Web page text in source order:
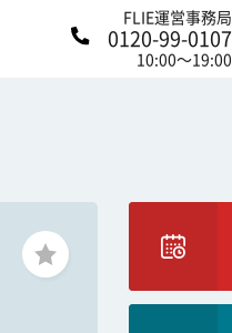
FLIE運営事務局
0120-99-0107
10:00〜19:00